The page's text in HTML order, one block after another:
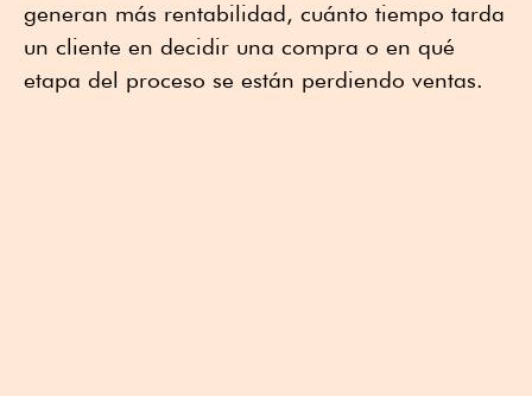
generan más rentabilidad, cuánto tiempo tarda
un cliente en decidir una compra o en qué
etapa del proceso se están perdiendo ventas.